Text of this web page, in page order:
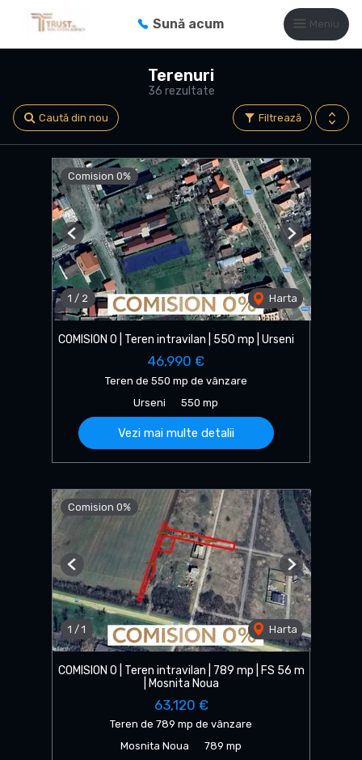
Sună acum Meniu
36 rezultate
Terenuri
Filtrează
Caută din nou
Comision 0%
1 / 2 Harta
Previous Next
COMISION 0 | Teren intravilan | 550 mp | Urseni
46,990 €
Teren de 550 mp de vânzare
Urseni
550 mp
Vezi mai multe detalii
Comision 0%
1 / 1 Harta
Previous Next
COMISION 0 | Teren intravilan | 789 mp | FS 56 m
| Mosnita Noua
63,120 €
Teren de 789 mp de vânzare
Mosnita Noua
789 mp